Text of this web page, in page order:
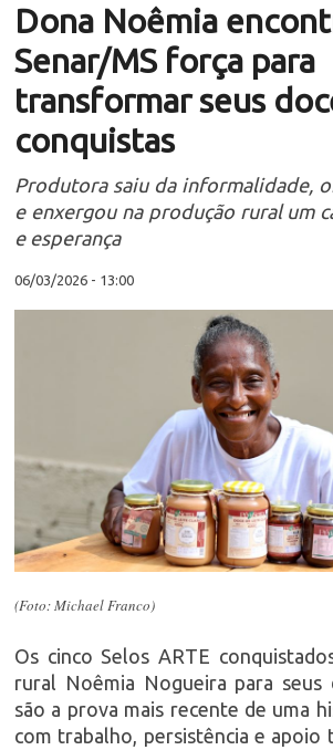
Dona Noêmia
Senar/MS força para
transformar seus
conquistas
Produtora saiu da informalidade,
e enxergou na produção rural um
e esperança
06/03/2026 - 13:00
(Foto: Michael Franco)
Os cinco Selos ARTE
rural Noêmia Nogueira para seus
são a prova mais recente de uma
com trabalho, persistência e apoio